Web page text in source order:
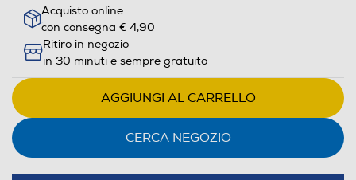
Acquisto online
con consegna € 4,90
Ritiro in negozio
in 30 minuti e sempre gratuito
AGGIUNGI AL CARRELLO
CERCA NEGOZIO